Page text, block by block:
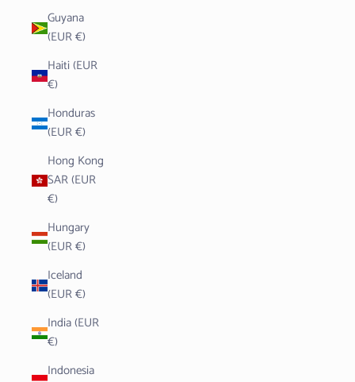
Guyana
(EUR €)
Haiti (EUR
€)
Honduras
(EUR €)
Hong Kong
SAR (EUR
€)
Hungary
(EUR €)
Iceland
(EUR €)
India (EUR
€)
Indonesia